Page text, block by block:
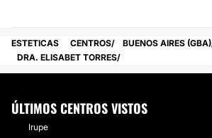
ESTETICAS CENTROS
BUENOS AIRES (GBA)
DRA. ELISABET TORRES
ÚLTIMOS CENTROS VISTOS
Irupe